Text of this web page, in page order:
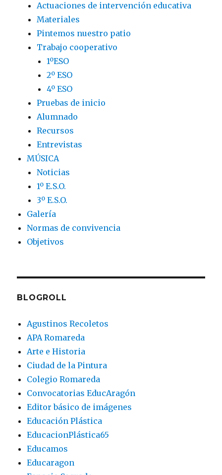
Actuaciones de intervención educativa
Materiales
Pintemos nuestro patio
Trabajo cooperativo
1ºESO
2º ESO
4º ESO
Pruebas de inicio
Alumnado
Recursos
Entrevistas
MÚSICA
Noticias
1º E.S.O.
3º E.S.O.
Galería
Normas de convivencia
Objetivos
BLOGROLL
Agustinos Recoletos
APA Romareda
Arte e Historia
Ciudad de la Pintura
Colegio Romareda
Convocatorias EducAragón
Editor básico de imágenes
Educación Plástica
EducacionPlástica65
Educamos
Educaragon